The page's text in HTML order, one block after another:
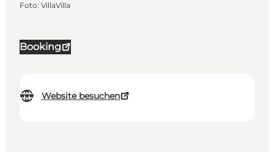
Booking
Website besuchen
Foto: VillaVilla